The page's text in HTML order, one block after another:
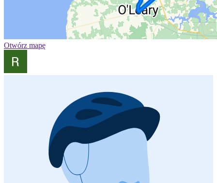
Otwórz mapę